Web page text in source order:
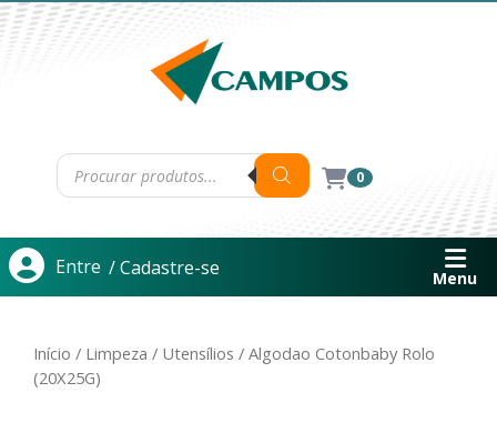
0
Entre / Cadastre-se Menu
Início / Limpeza / Utensílios / Algodao Cotonbaby Rolo
(20X25G)